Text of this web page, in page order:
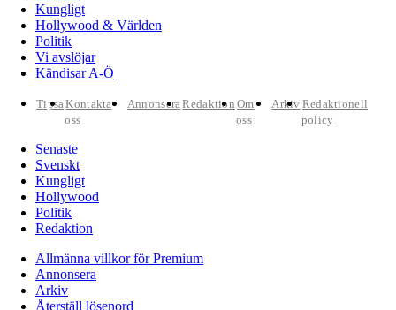
Kungligt
Hollywood & Världen
Politik
Vi avslöjar
Kändisar A-Ö
TipsaKontakta
oss
AnnonseraRedaktion Om
oss
Arkiv Redaktionell
policy
Senaste
Svenskt
Kungligt
Hollywood
Politik
Redaktion
Allmänna villkor för Premium
Annonsera
Arkiv
Återställ lösenord